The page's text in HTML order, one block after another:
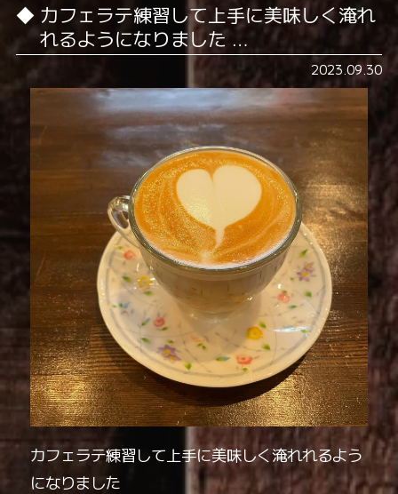
カフェラテ練習して上手に美味しく淹れ
れるようになりました️ …
2023.09.30
カフェラテ練習して上手に美味しく淹れれるよう
になりました️